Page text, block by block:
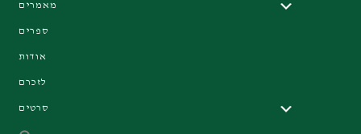
מאמרים
ספרים
אודות
לזכרם
סרטים